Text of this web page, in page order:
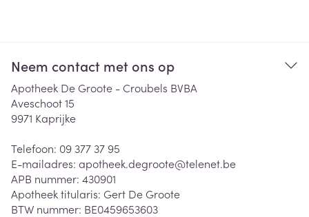
Neem contact met ons op
Apotheek De Groote - Croubels BVBA
Aveschoot 15
9971 Kaprijke
Telefoon: 09 377 37 95
E-mailadres: apotheek.degroote@telenet.be
APB nummer: 430901
Apotheek titularis: Gert De Groote
BTW nummer: BE0459653603